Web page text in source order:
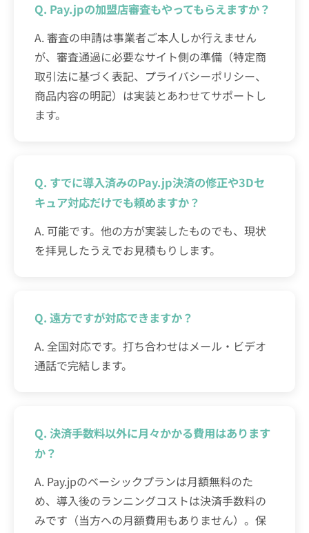
Q. Pay.jpの加盟店審査もやってもらえますか？
A. 審査の申請は事業者ご本人しか行えません
が、審査通過に必要なサイト側の準備（特定商
取引法に基づく表記、プライバシーポリシー、
商品内容の明記）は実装とあわせてサポートし
ます。
Q. すでに導入済みのPay.jp決済の修正や3Dセ
キュア対応だけでも頼めますか？
A. 可能です。他の方が実装したものでも、現状
を拝見したうえでお見積もりします。
Q. 遠方ですが対応できますか？
A. 全国対応です。打ち合わせはメール・ビデオ
通話で完結します。
Q. 決済手数料以外に月々かかる費用はあります
か？
A. Pay.jpのベーシックプランは月額無料のた
め、導入後のランニングコストは決済手数料の
みです（当方への月額費用もありません）。保